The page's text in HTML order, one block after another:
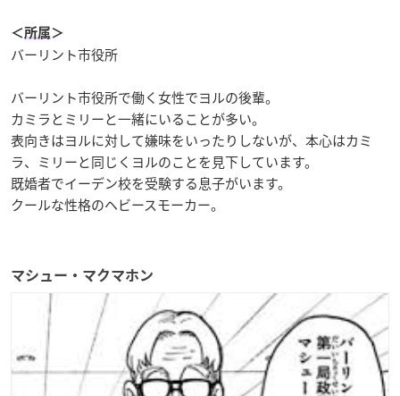
＜所属＞
バーリント市役所
バーリント市役所で働く女性でヨルの後輩。
カミラとミリーと一緒にいることが多い。
表向きはヨルに対して嫌味をいったりしないが、本心はカミ
ラ、ミリーと同じくヨルのことを見下しています。
既婚者でイーデン校を受験する息子がいます。
クールな性格のヘビースモーカー。
マシュー・マクマホン